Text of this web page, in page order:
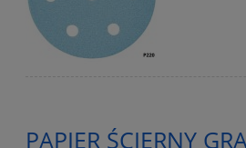
PAPIER ŚCIERNY